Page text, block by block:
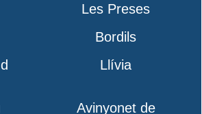
Les Preses
Bordils
Llívia
Avinyonet de